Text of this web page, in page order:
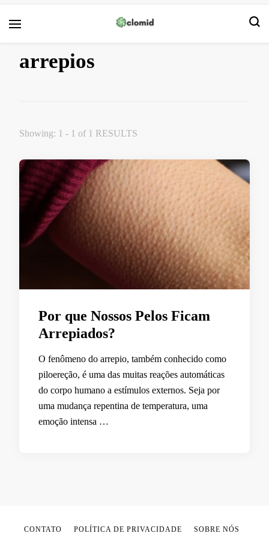
arrepios
Showing: 1 - 1 of 1 RESULTS
Por que Nossos Pelos Ficam
Arrepiados?
O fenômeno do arrepio, também conhecido como
piloereção, é uma das muitas reações automáticas
do corpo humano a estímulos externos. Seja por
uma mudança repentina de temperatura, uma
emoção intensa …
CONTATO POLÍTICA DE PRIVACIDADE SOBRE NÓS